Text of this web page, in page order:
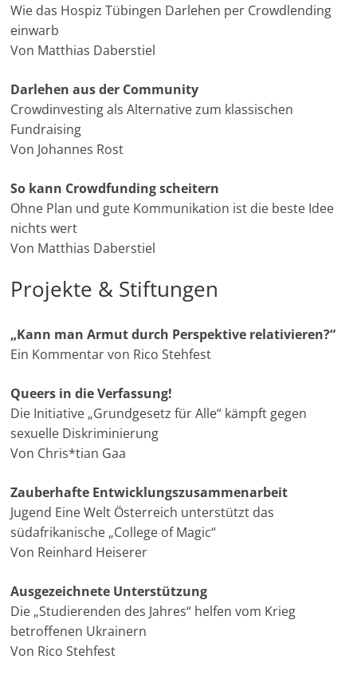
Wie das Hospiz Tübingen Darlehen per Crowdlending
einwarb
Von Matthias Daberstiel
Darlehen aus der Community
Crowdinvesting als Alternative zum klassischen
Fundraising
Von Johannes Rost
So kann Crowdfunding scheitern
Ohne Plan und gute Kommunikation ist die beste Idee
nichts wert
Von Matthias Daberstiel
Projekte & Stiftungen
„Kann man Armut durch Perspektive relativieren?“
Ein Kommentar von Rico Stehfest
Queers in die Verfassung!
Die Initiative „Grundgesetz für Alle“ kämpft gegen
sexuelle Diskriminierung
Von Chris*tian Gaa
Zauberhafte Entwicklungszusammenarbeit
Jugend Eine Welt Österreich unterstützt das
südafrikanische „College of Magic“
Von Reinhard Heiserer
Ausgezeichnete Unterstützung
Die „Studierenden des Jahres“ helfen vom Krieg
betroffenen Ukrainern
Von Rico Stehfest